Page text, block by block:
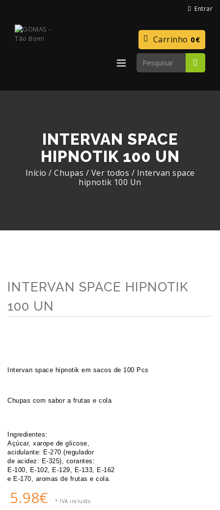
Entrar
Carrinho 0€
INTERVAN SPACE
HIPNOTIK 100 UN
Início / Chupas / Ver todos / Intervan space
hipnotik 100 Un
INTERVAN SPACE HIPNOTIK
100 UN
Intervan space hipnotik em sacos de 100 Pcs
Chupas com sabor a frutas e cola
Ingredientes:
Açúcar, xarope de glicose,
acidulante: E-270 (regulador
de acidez: E-325), corantes:
E-100, E-102, E-129, E-133, E-162
e E-170, aromas de frutas e cola.
5.98€ * IVA incluído